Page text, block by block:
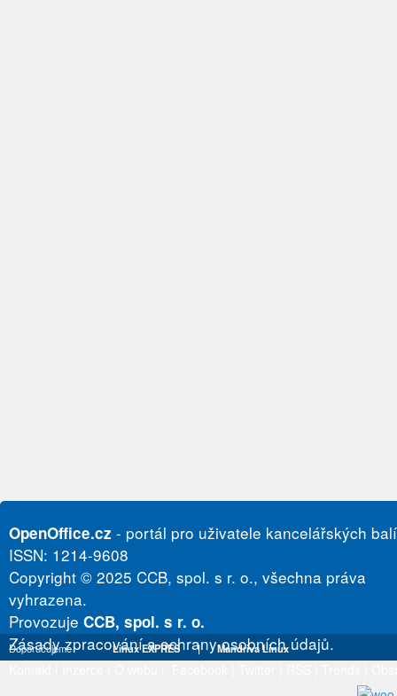
OpenOffice.cz - portál pro uživatele kancelářských
ISSN: 1214-9608
Copyright © 2025 CCB, spol. s r. o., všechna práva
vyhrazena.
Provozuje CCB, spol. s r. o.
Zásady zpracování a ochrany osobních údajů.
Doporučujeme Linux EXPRES | Mandriva Linux